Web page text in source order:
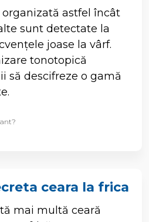
organizată astfel încât
sunt detectate la
joase la vârf.
tonotopică
să descifreze o gamă
ceara la frica
mai multă ceară